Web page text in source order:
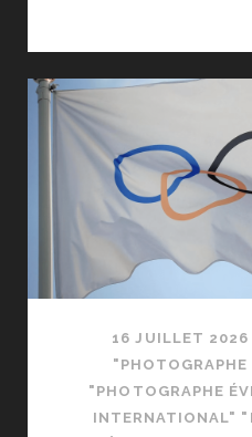
16 JUILLET 2026
"PHOTOGRAPHE
INTERNATIONAL"